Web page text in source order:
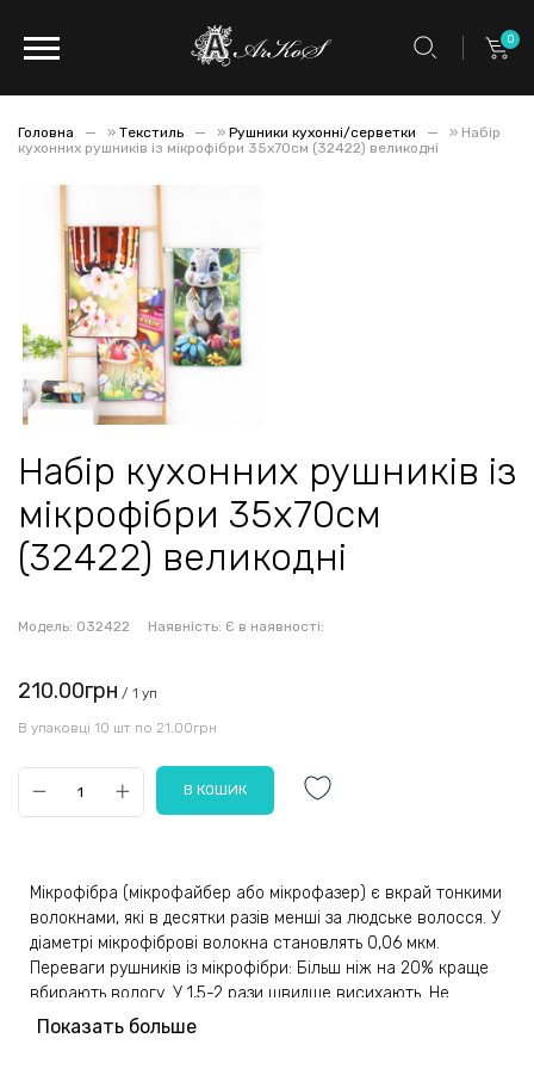
0
Головна » Текстиль » Рушники кухонні/серветки » Набір
кухонних рушників із мікрофібри 35x70см (32422) великодні
Набір кухонних рушників із
мікрофібри 35x70см
(32422) великодні
Модель: 032422 Наявність: Є в наявності:
210.00грн / 1 уп
В упаковці 10 шт по 21.00грн
Мікрофібра (мікрофайбер або мікрофазер) є вкрай тонкими
волокнами, які в десятки разів менші за людське волосся. У
діаметрі мікрофіброві волокна становлять 0,06 мкм.
Переваги рушників із мікрофібри: Більш ніж на 20% краще
вбирають вологу. У 1,5-2 рази швидше висихають. Не
залишають ворсу і не втрачають ниток.
Показать больше